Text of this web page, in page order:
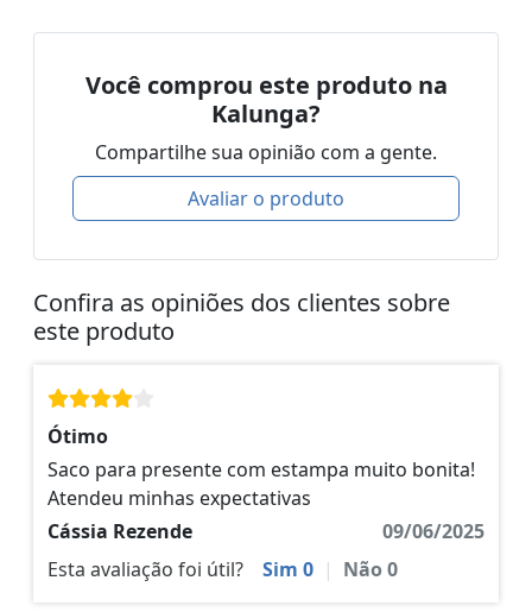
Você comprou este produto na
Kalunga?
Compartilhe sua opinião com a gente.
Avaliar o produto
Confira as opiniões dos clientes sobre
este produto
Ótimo
Saco para presente com estampa muito bonita!
Atendeu minhas expectativas
Cássia Rezende
09/06/2025
Esta avaliação foi útil?
Sim 0 | Não0